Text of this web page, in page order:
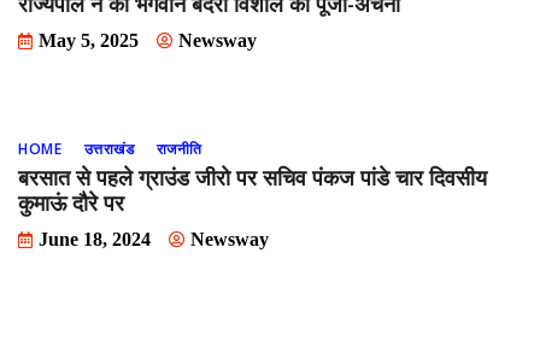
May 5, 2025 Newsway
HOME उत्तराखंड राजनीति
बरसात से पहले ग्राउंड जीरो पर सचिव पंकज पांडे चार दिवसीय
कुमाऊं दौरे पर
June 18, 2024 Newsway